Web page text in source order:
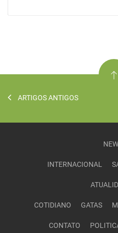
ARTIGOS ANTIGOS
INTERNACIONAL
COTIDIANO GATAS
CONTATO